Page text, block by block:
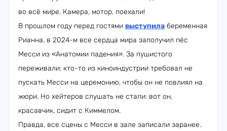
во всё мире. Камера, мотор, поехали!
В прошлом году перед гостями выступила беременная
Рианна, в 2024-м все сердца мира заполучил пёс
Месси из «Анатомии падения». За пушистого
переживали: кто-то из киноиндустрии требовал не
пускать Месси на церемонию, чтобы он не повлиял на
жюри. Но хейтеров слушать не стали: вот он,
красавчик, сидит с Киммелом.
Правда, все сцены с Месси в зале записали заранее.